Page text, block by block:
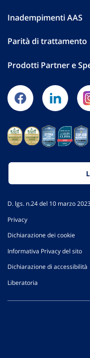
Inadempimenti AAS
Parità di trattamento
Prodotti Partner e
D. lgs. n.24 del 10 marzo
Privacy
Dichiarazione dei cookie
Informativa Privacy del sito
Dichiarazione di accessibilità
Liberatoria